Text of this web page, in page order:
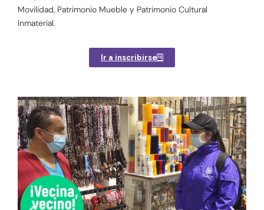
Movilidad, Patrimonio Mueble y Patrimonio Cultural
Inmaterial.
Ir a inscribirse